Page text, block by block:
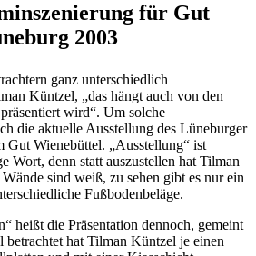
für Gut
2003
ganz unterschiedlich
Küntzel, „das hängt auch von den
wird“. Um solche
die aktuelle Ausstellung des Lüneburger
Wienebüttel. „Ausstellung“ ist
Wort, denn statt auszustellen hat Tilman
sind weiß, zu sehen gibt es nur ein
Fußbodenbeläge.
heißt die Präsentation dennoch, gemeint
hat Tilman Küntzel je einen